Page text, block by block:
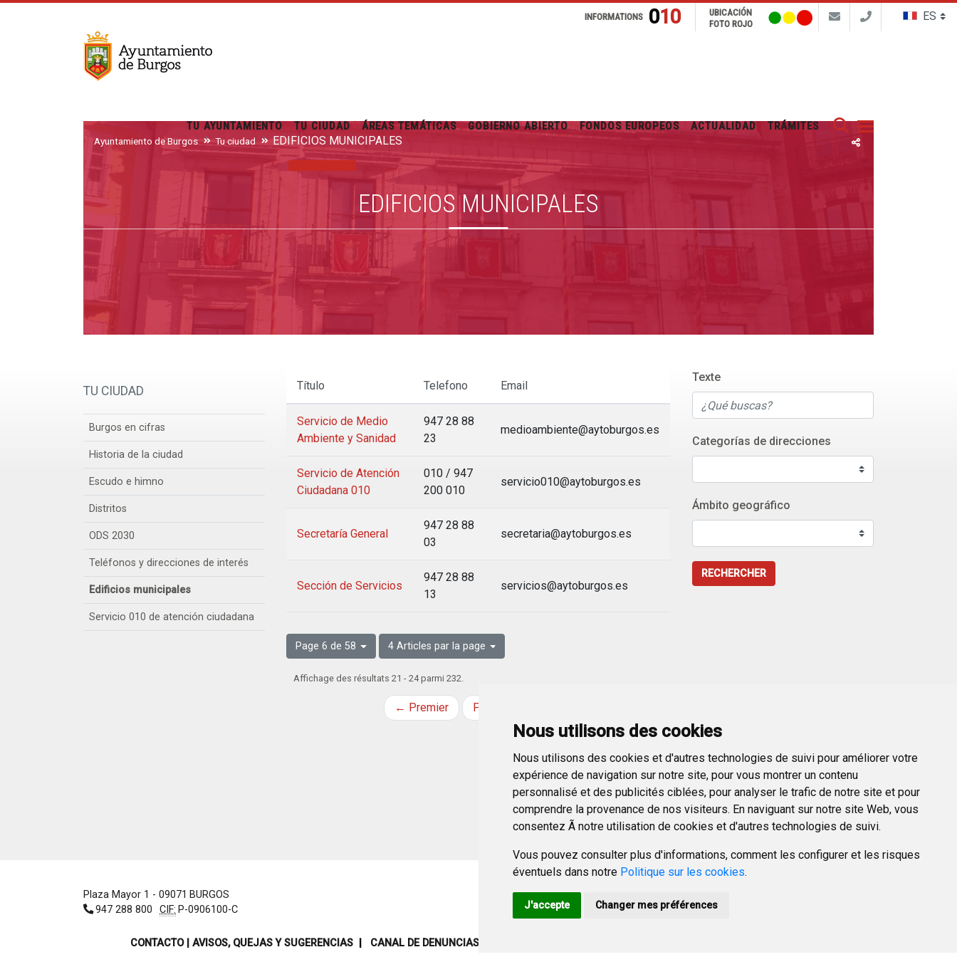
Nous utilisons des cookies
Nous utilisons des cookies et d'autres technologies de suivi pour améliorer votre
expérience de navigation sur notre site, pour vous montrer un contenu
personnalisé et des publicités ciblées, pour analyser le trafic de notre site et pour
comprendre la provenance de nos visiteurs. En naviguant sur notre site Web, vous
consentez Ã notre utilisation de cookies et d'autres technologies de suivi.
Vous pouvez consulter plus d'informations, comment les configurer et les risques
éventuels dans notre Politique sur les cookies.
J'accepte Changer mes préférences
Buscar
INFORMATIONS 010
UBICACIÓN
FOTO ROJO
TU AYUNTAMIENTO TU CIUDAD ÁREAS TEMÁTICAS GOBIERNO ABIERTO FONDOS EUROPEOS ACTUALIDAD TRÁMITES
Ayuntamiento de Burgos Tu ciudad EDIFICIOS MUNICIPALES
EDIFICIOS MUNICIPALES
TU CIUDAD
Burgos en cifras
Historia de la ciudad
Escudo e himno
Distritos
ODS 2030
Teléfonos y direcciones de interés
Edificios municipales
Servicio 010 de atención ciudadana
Título Telefono Email
Servicio de Medio
Ambiente y Sanidad
947 28 88
23
medioambiente@aytoburgos.es
Servicio de Atención
Ciudadana 010
010 / 947
200 010
servicio010@aytoburgos.es
Secretaría General
947 28 88
03
secretaria@aytoburgos.es
Sección de Servicios
947 28 88
13
servicios@aytoburgos.es
Page 6 de 58 4 Articles par la page
Affichage des résultats 21 - 24 parmi 232.
← Premier Précédent
Texte
Categorías de direcciones
Ámbito geográfico
RECHERCHER
Plaza Mayor 1 - 09071 BURGOS
947 288 800
CIF: P-0906100-C
CONTACTO | AVISOS, QUEJAS Y SUGERENCIAS CANAL DE DENUNCIAS